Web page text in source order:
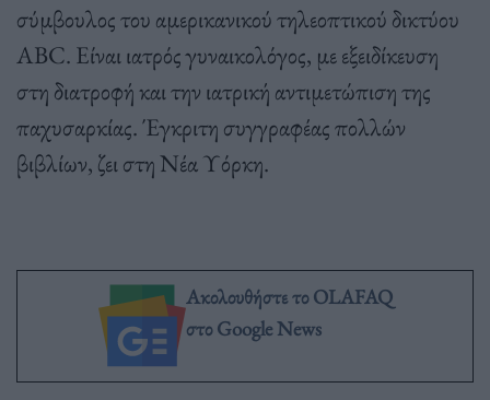
σύμβουλος του αμερικανικού τηλεοπτικού δικτύου
ABC. Είναι ιατρός γυναικολόγος, με εξειδίκευση
στη διατροφή και την ιατρική αντιμετώπιση της
παχυσαρκίας. Έγκριτη συγγραφέας πολλών
βιβλίων, ζει στη Νέα Υόρκη.
Ακολουθήστε το OLAFAQ
στο Google News